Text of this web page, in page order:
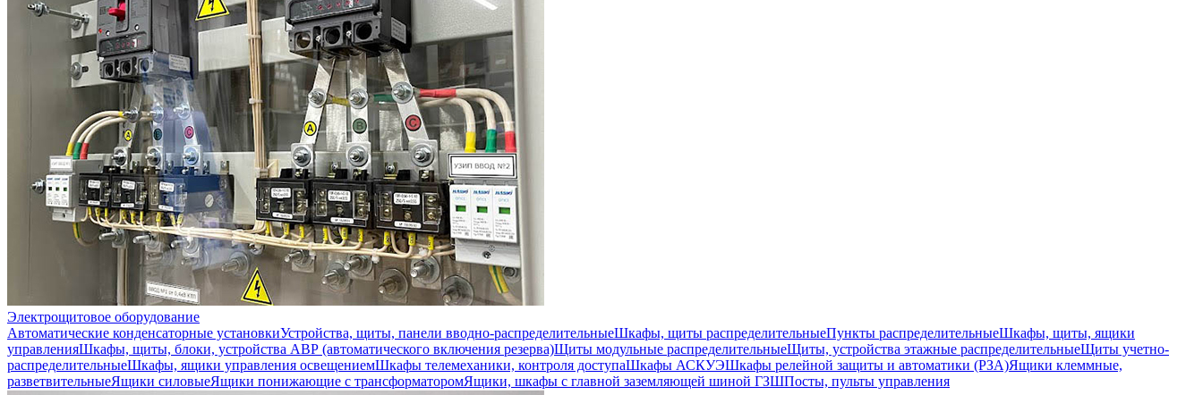
Электрощитовое оборудование
Автоматические конденсаторные установкиУстройства, щиты, панели вводно-распределительныеШкафы, щиты распределительныеПункты распределительныеШкафы, щиты, ящики
управленияШкафы, щиты, блоки, устройства АВР (автоматического включения резерва)Щиты модульные распределительныеЩиты, устройства этажные распределительныеЩиты учетно-
распределительныеШкафы, ящики управления освещениемШкафы телемеханики, контроля доступаШкафы АСКУЭШкафы релейной защиты и автоматики (РЗА)Ящики клеммные,
разветвительныеЯщики силовыеЯщики понижающие с трансформаторомЯщики, шкафы с главной заземляющей шиной ГЗШПосты, пульты управления